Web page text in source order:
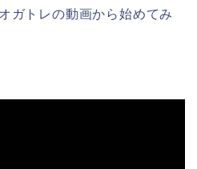
ガトレの動画から始めてみ